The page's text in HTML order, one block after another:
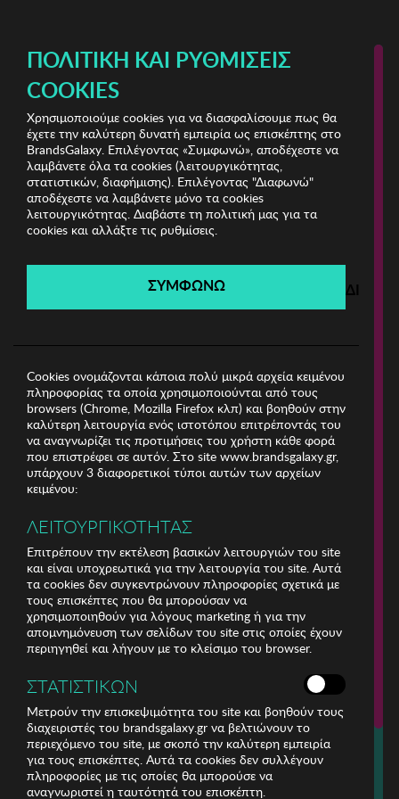
Sloggi & Dim Underwear ΑΝΤΡΑΣ
Sloggi & Dim Underwear
Λήγει σε: 00ημέρες | 00ώρες 00λεπτά 00δευτ.
Filters
Για τηλεφωνικές παραγγελίες καλέστε
211 18 94 400
(Δευτέρα έως Παρασκευή 9:30 - 14:30 & 24ώρες Φωνητική Πύλη)
ΠΟΛΙΤΙΚΉ ΚΑΙ ΡΥΘΜΊΣΕΙΣ
COOKIES
Χρησιμοποιούμε cookies για να διασφαλίσουμε πως θα
έχετε την καλύτερη δυνατή εμπειρία ως επισκέπτης στο
BrandsGalaxy. Επιλέγοντας «Συμφωνώ», αποδέχεστε να
λαμβάνετε όλα τα cookies (λειτουργικότητας,
στατιστικών, διαφήμισης). Επιλέγοντας "Διαφωνώ"
αποδέχεστε να λαμβάνετε μόνο τα cookies
λειτουργικότητας. Διαβάστε τη πολιτική μας για τα
cookies και αλλάξτε τις ρυθμίσεις.
ΣΥΜΦΩΝΩ
Cookies ονομάζονται κάποια πολύ μικρά αρχεία κειμένου
πληροφορίας τα οποία χρησιμοποιούνται από τους
browsers (Chrome, Mozilla Firefox κλπ) και βοηθούν στην
καλύτερη λειτουργία ενός ιστοτόπου επιτρέποντάς του
να αναγνωρίζει τις προτιμήσεις του χρήστη κάθε φορά
που επιστρέφει σε αυτόν. Στο site www.brandsgalaxy.gr,
υπάρχουν 3 διαφορετικοί τύποι αυτών των αρχείων
κειμένου:
ΛΕΙΤΟΥΡΓΙΚΟΤΗΤΑΣ
Επιτρέπουν την εκτέλεση βασικών λειτουργιών του site
και είναι υποχρεωτικά για την λειτουργία του site. Αυτά
τα cookies δεν συγκεντρώνουν πληροφορίες σχετικά με
τους επισκέπτες που θα μπορούσαν να
χρησιμοποιηθούν για λόγους marketing ή για την
απομνημόνευση των σελίδων του site στις οποίες έχουν
περιηγηθεί και λήγουν με το κλείσιμο του browser.
ΣΤΑΤΙΣΤΙΚΩΝ
Μετρούν την επισκεψιμότητα του site και βοηθούν τους
διαχειριστές του brandsgalaxy.gr να βελτιώνουν το
περιεχόμενο του site, με σκοπό την καλύτερη εμπειρία
για τους επισκέπτες. Αυτά τα cookies δεν συλλέγουν
πληροφορίες με τις οποίες θα μπορούσε να
αναγνωριστεί η ταυτότητά του επισκέπτη.